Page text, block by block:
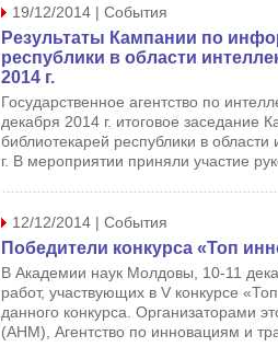
19/12/2014 | События
Результаты Кампании по
республики в области
2014 г.
Государственное агентство по
декабря 2014 г. итоговое
библиотекарей республики в
г. В мероприятии приняли участие
12/12/2014 | События
Победители конкурса «Топ
В Академии наук Молдовы, 10-11
работ, участвующих в V конкурсе
данного конкурса. Организаторами
(АНМ), Агентство по инновациям и